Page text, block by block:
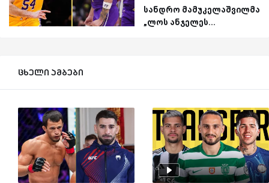
სანდრო მამუკელაშვილმა
„ლოს ანჯელეს...
ცხელი ამბები